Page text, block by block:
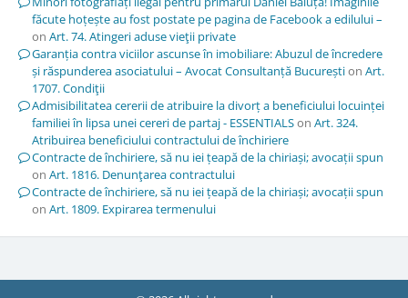
făcute hoțește au fost postate pe pagina de Facebook a edilului –
on Art. 74. Atingeri aduse vieţii private
Garanția contra viciilor ascunse în imobiliare: Abuzul de încredere
și răspunderea asociatului – Avocat Consultanță Bucureștion Art.
1707. Condiţii
Admisibilitatea cererii de atribuire la divorț a beneficiului locuinței
familiei în lipsa unei cereri de partaj - ESSENTIALSon Art. 324.
Atribuirea beneficiului contractului de închiriere
Contracte de închiriere, să nu iei țeapă de la chiriași; avocații spun
on Art. 1816. Denunţarea contractului
Contracte de închiriere, să nu iei țeapă de la chiriași; avocații spun
on Art. 1809. Expirarea termenului